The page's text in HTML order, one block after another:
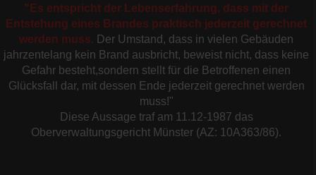
"Es entspricht der Lebenserfahrung, dass mit der
Entstehung eines Brandes praktisch jederzeit gerechnet
werden muss. Der Umstand, dass in vielen Gebäuden
jahrzentelang kein Brand ausbricht, beweist nicht, dass keine
Gefahr besteht,sondern stellt für die Betroffenen einen
Glücksfall dar, mit dessen Ende jederzeit gerechnet werden
muss!"
Diese Aussage traf am 11.12-1987 das
Oberverwaltungsgericht Münster (AZ: 10A363/86).